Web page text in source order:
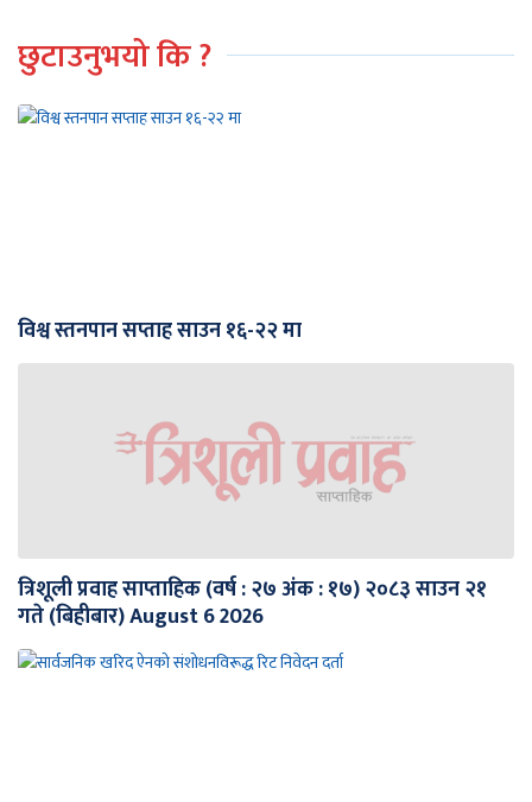
छुटाउनुभयो कि ?
विश्व स्तनपान सप्ताह साउन १६-२२ मा
त्रिशूली प्रवाह साप्ताहिक (वर्ष : २७ अंक : १७) २०८३ साउन २१
गते (बिहीबार) August 6 2026